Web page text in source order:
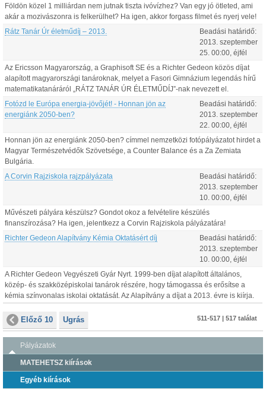
Földön közel 1 milliárdan nem jutnak tiszta ivóvízhez? Van egy jó ötleted, ami
akár a mozivászonra is felkerülhet? Ha igen, akkor forgass filmet és nyerj vele!
Rátz Tanár Úr életműdíj – 2013.
Beadási határidő:
2013. szeptember
25 00:00 , éjfél
Az Ericsson Magyarország, a Graphisoft SE és a Richter Gedeon közös díjat
alapított magyarországi tanároknak, melyet a Fasori Gimnázium legendás hírű
matematikatanáráról „RÁTZ TANÁR ÚR ÉLETMŰDÍJ”-nak nevezett el.
Fotózd le Európa energia-jövőjét! - Honnan jön az
energiánk 2050-ben?
Beadási határidő:
2013. szeptember
22 00:00 , éjfél
Honnan jön az energiánk 2050-ben? címmel nemzetközi fotópályázatot hirdet a
Magyar Természetvédők Szövetsége, a Counter Balance és a Za Zemiata
Bulgária.
A Corvin Rajziskola rajzpályázata
Beadási határidő:
2013. szeptember
10 00:00 , éjfél
Művészeti pályára készülsz? Gondot okoz a felvételire készülés
finanszírozása? Ha igen, jelentkezz a Corvin Rajziskola pályázatára!
Richter Gedeon Alapítvány Kémia Oktatásért díj
Beadási határidő:
2013. szeptember
10 00:00 , éjfél
A Richter Gedeon Vegyészeti Gyár Nyrt. 1999-ben díjat alapított általános,
közép- és szakközépiskolai tanárok részére, hogy támogassa és erősítse a
kémia színvonalas iskolai oktatását. Az Alapítvány a díjat a 2013. évre is kiírja.
Előző 10 Ugrás 511-517 | 517 találat
Pályázatok
MATEHETSZ kiírások
Egyéb kiírások